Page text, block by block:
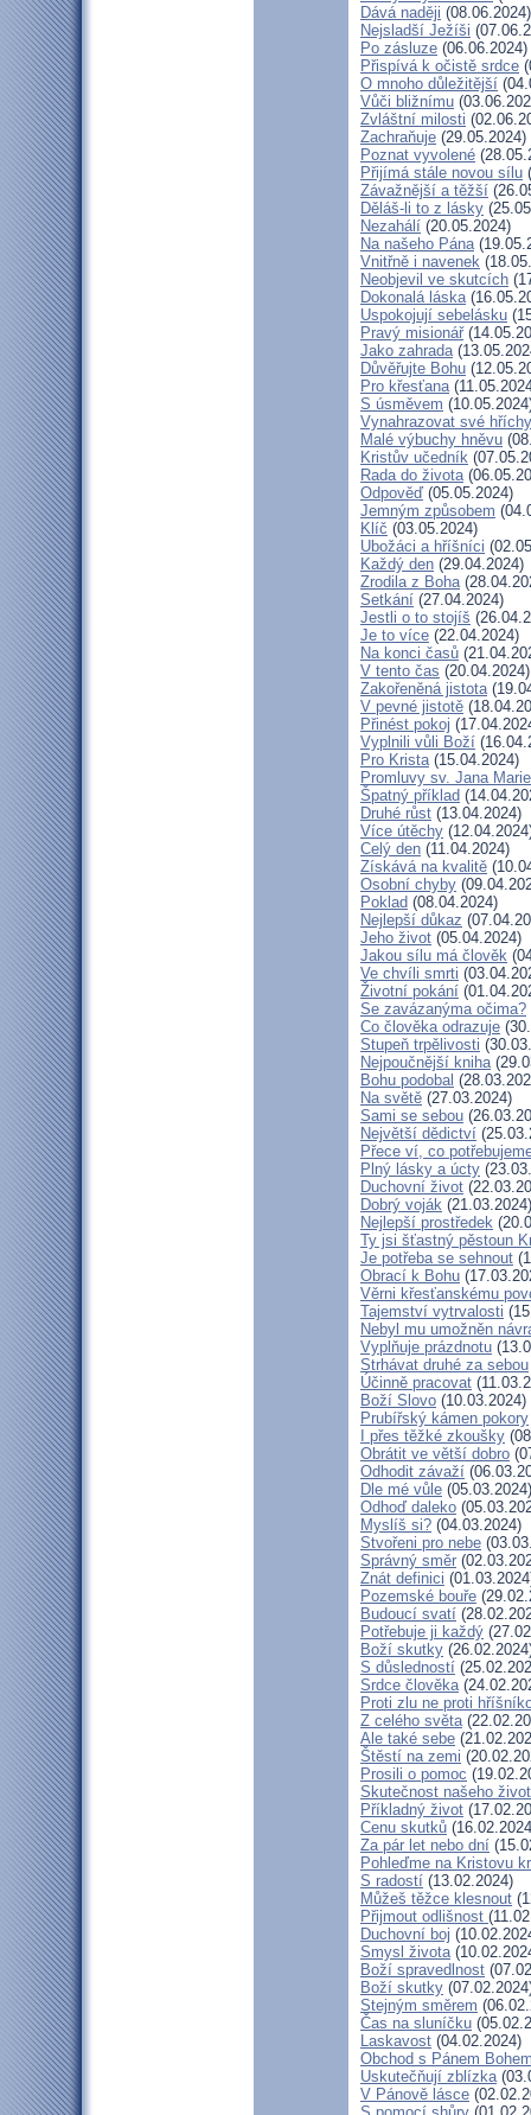
Dává naději (08.06.2024)
Nejsladší Ježíši
Po zásluze (06.06.2024)
Přispívá k očistě srdce
O mnoho důležitější
Vůči bližnímu
Zvláštní milosti
Zachraňuje (29.05.2024)
Poznat vyvolené
Přijímá stále novou sílu
Závažnější a těžší
Děláš-li to z lásky
Nezahálí (20.05.2024)
Na našeho Pána
Vnitřně i navenek
Neobjevil ve skutcích
Dokonalá láska
Uspokojují sebelásku
Pravý misionář
Jako zahrada
Důvěřujte Bohu
Pro křesťana
S úsměvem
Vynahrazovat své hříchy
Malé výbuchy hněvu
Kristův učedník
Rada do života
Odpověď (05.05.2024)
Jemným způsobem
Klíč (03.05.2024)
Ubožáci a hříšníci
Každý den (29.04.2024)
Zrodila z Boha
Setkání (27.04.2024)
Jestli o to stojíš
Je to více (22.04.2024)
Na konci časů
V tento čas (20.04.2024)
Zakořeněná jistota
V pevné jistotě
Přinést pokoj
Vyplnili vůli Boží
Pro Krista(15.04.2024)
Promluvy sv. Jana
Špatný příklad
Druhé růst (13.04.2024)
Více útěchy
Celý den (11.04.2024)
Získává na kvalitě
Osobní chyby
Poklad (08.04.2024)
Nejlepší důkaz
Jeho život (05.04.2024)
Jakou sílu má člověk
Ve chvíli smrti
Životní pokání
Se zavázanýma očima?
Co člověka odrazuje
Stupeň trpělivosti
Nejpoučnější kniha
Bohu podobal
Na světě (27.03.2024)
Sami se sebou
Největší dědictví
Přece ví, co
Plný lásky a úcty
Duchovní život
Dobrý voják (21.03.2024)
Nejlepší prostředek
Ty jsi šťastný pěstoun
Je potřeba se sehnout
Obrací k Bohu
Věrni křesťanskému
Tajemství vytrvalosti
Nebyl mu umožněn
Vyplňuje prázdnotu
Strhávat druhé za sebou
Účinně pracovat
Boží Slovo (10.03.2024)
Prubířský kámen pokory
I přes těžké zkoušky
Obrátit ve větší dobro
Odhodit závaží
Dle mé vůle (05.03.2024)
Odhoď daleko
Myslíš si? (04.03.2024)
Stvořeni pro nebe
Správný směr
Znát definici
Pozemské bouře
Budoucí svatí
Potřebuje ji každý
Boží skutky
S důsledností
Srdce člověka
Proti zlu ne proti
Z celého světa
Ale také sebe
Štěstí na zemi
Prosili o pomoc
Skutečnost našeho
Příkladný život
Cenu skutků
Za pár let nebo dní
Pohleďme na Kristovu
S radostí (13.02.2024)
Můžeš těžce klesnout
Přijmout odlišnost
Duchovní boj
Smysl života
Boží spravedlnost
Boží skutky
Stejným směrem
Čas na sluníčku
Laskavost (04.02.2024)
Obchod s Pánem
Uskutečňují zblízka
V Pánově lásce